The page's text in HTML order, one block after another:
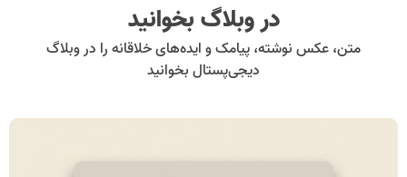
در وبلاگ بخوانید
متن، عکس نوشته، پیامک و ایده‌های خلاقانه را در وبلاگ
دیجی‌پستال بخوانید